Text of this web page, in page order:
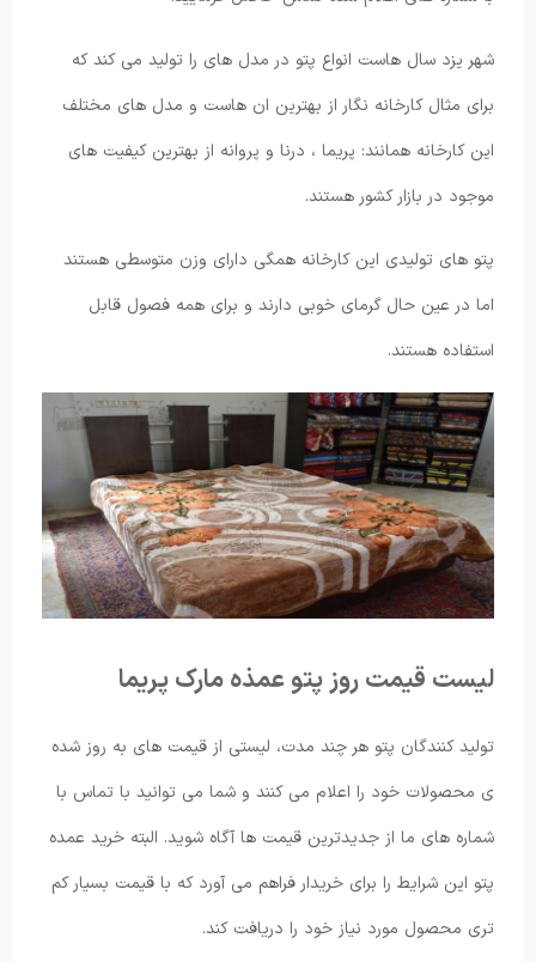
شهر یزد سال هاست انواع پتو در مدل های را تولید می کند که
برای مثال کارخانه نگار از بهترین ان هاست و مدل های مختلف
این کارخانه همانند: پریما ، درنا و پروانه از بهترین کیفیت های
موجود در بازار کشور هستند.
پتو های تولیدی این کارخانه همگی دارای وزن متوسطی هستند
اما در عین حال گرمای خوبی دارند و برای همه فصول قابل
استفاده هستند.
لیست قیمت روز پتو عمذه مارک پریما
تولید کنندگان پتو هر چند مدت، لیستی از قیمت های به روز شده
ی محصولات خود را اعلام می کنند و شما می توانید با تماس با
شماره های ما از جدیدترین قیمت ها آگاه شوید. البته خرید عمده
پتو این شرایط را برای خریدار فراهم می آورد که با قیمت بسیار کم
تری محصول مورد نیاز خود را دریافت کند.